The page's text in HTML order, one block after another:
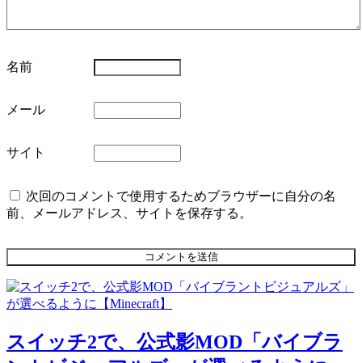
名前
メール
サイト
次回のコメントで使用するためブラウザーに自分の名
前、メールアドレス、サイトを保存する。
スイッチ2で、公式影MOD「バイブラ